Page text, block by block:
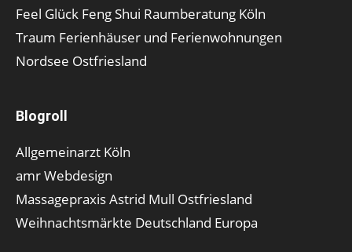
Feel Glück Feng Shui Raumberatung Köln
Traum Ferienhäuser und Ferienwohnungen
Nordsee Ostfriesland
Blogroll
Allgemeinarzt Köln
amr Webdesign
Massagepraxis Astrid Mull Ostfriesland
Weihnachtsmärkte Deutschland Europa